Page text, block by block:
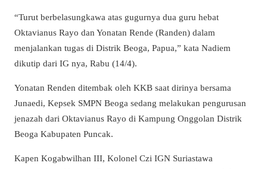
“Turut berbelasungkawa atas gugurnya dua guru hebat
Oktavianus Rayo dan Yonatan Rende (Randen) dalam
menjalankan tugas di Distrik Beoga, Papua,” kata Nadiem
dikutip dari IG nya, Rabu (14/4).
Yonatan Renden ditembak oleh KKB saat dirinya bersama
Junaedi, Kepsek SMPN Beoga sedang melakukan pengurusan
jenazah dari Oktavianus Rayo di Kampung Onggolan Distrik
Beoga Kabupaten Puncak.
Kapen Kogabwilhan III, Kolonel Czi IGN Suriastawa